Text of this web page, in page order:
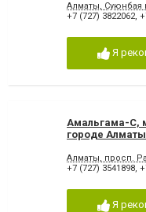
Алматы, Суюнбая
+7 (727) 3822062,
Я
Амальгама-С,
городе Алматы
Алматы, просп.
+7 (727) 3541898,
Я